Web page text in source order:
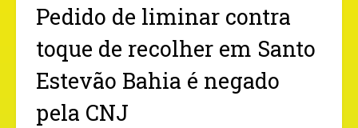
Pedido de liminar contra
toque de recolher em Santo
Estevão Bahia é negado
pela CNJ